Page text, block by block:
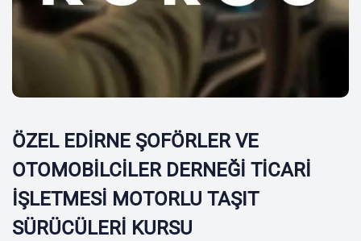
ÖZEL EDİRNE ŞOFÖRLER VE
OTOMOBİLCİLER DERNEĞİ TİCARİ
İŞLETMESİ MOTORLU TAŞIT
SÜRÜCÜLERİ KURSU